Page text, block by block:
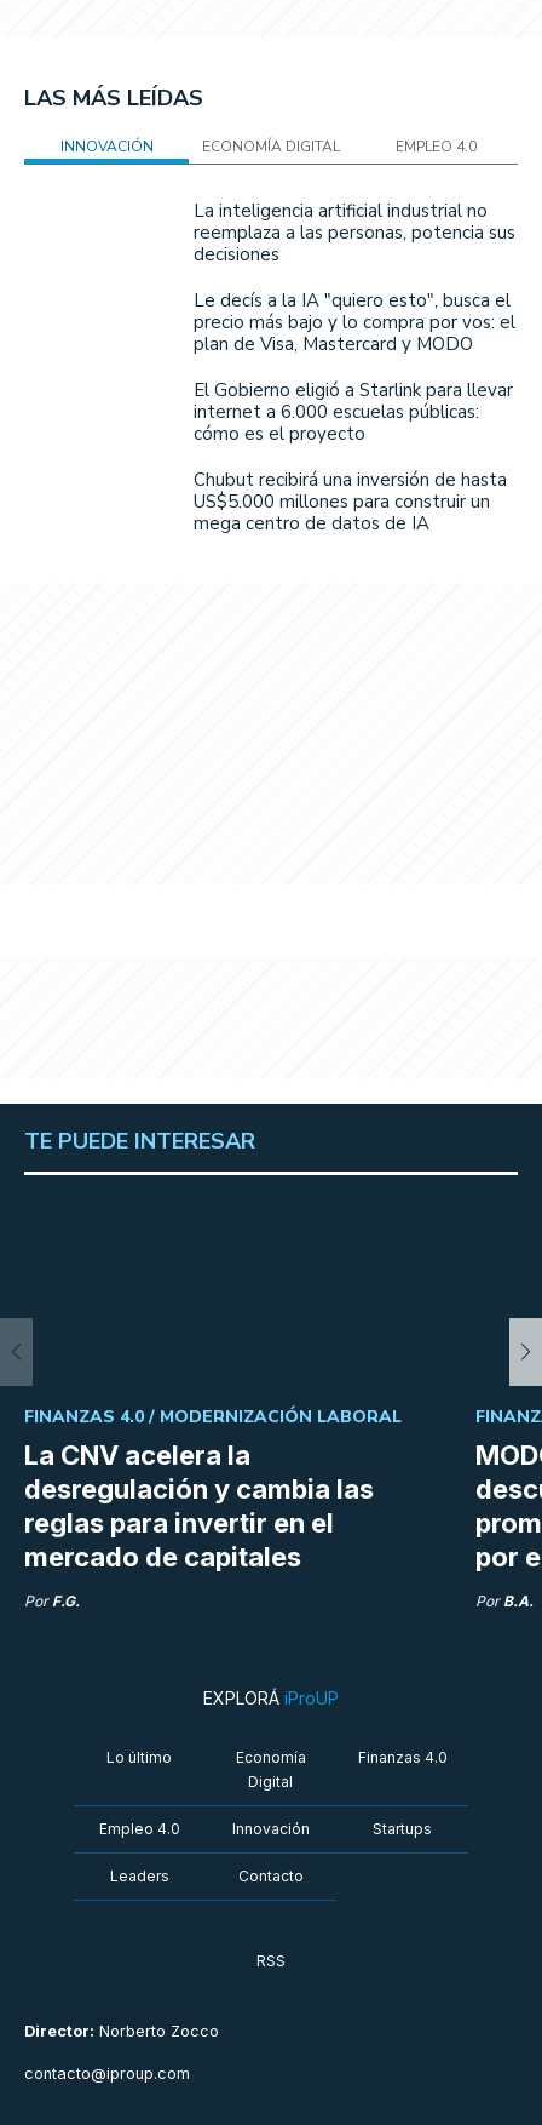
LAS MÁS LEÍDAS
INNOVACIÓN ECONOMÍA DIGITAL EMPLEO 4.0
La inteligencia artificial industrial no
reemplaza a las personas, potencia sus
decisiones
Le decís a la IA "quiero esto", busca el
precio más bajo y lo compra por vos: el
plan de Visa, Mastercard y MODO
El Gobierno eligió a Starlink para llevar
internet a 6.000 escuelas públicas:
cómo es el proyecto
Chubut recibirá una inversión de hasta
US$5.000 millones para construir un
mega centro de datos de IA
TE PUEDE INTERESAR
La CNV acelera la
desregulación y cambia las
reglas para invertir en el
mercado de capitales
FINANZAS 4.0 / MODERNIZACIÓN LABORAL
Por F.G.
por
Por B.A.
Director: Norberto Zocco
contacto@iproup.com
EXPLORÁ iProUP
Lo último
Economía
Digital
Finanzas 4.0
Empleo 4.0 Innovación Startups
Leaders Contacto
RSS